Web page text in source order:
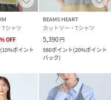
Tシャツ
%OFF
(10%ポイント
BEAMS HEART
カットソー・Tシャツ
5,390円
980ポイント(20%ポイント
バック)